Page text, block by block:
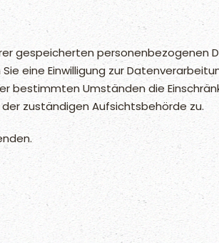
gespeicherten personenbezogenen
eine Einwilligung zur
bestimmten Umständen die
zuständigen Aufsichtsbehörde zu.